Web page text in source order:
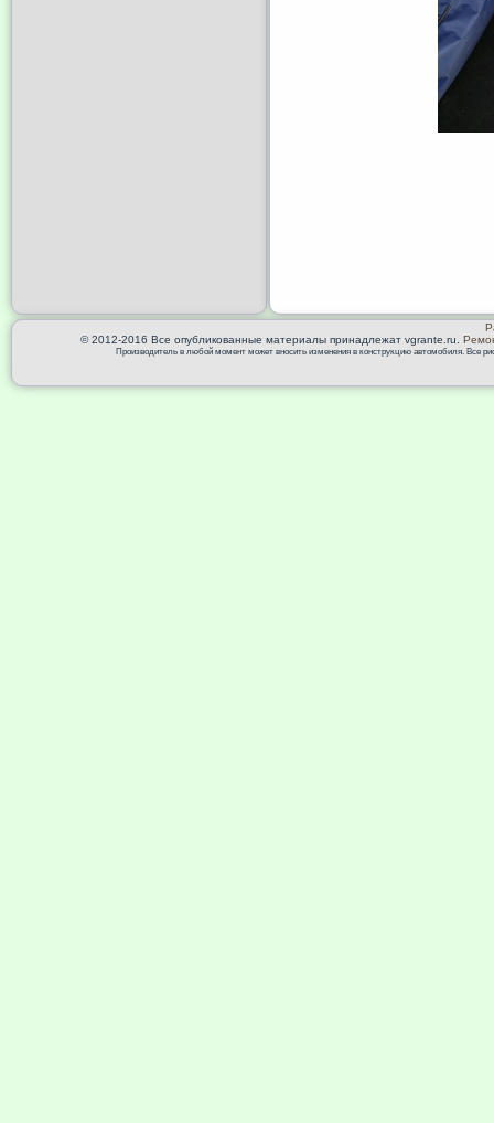
© 2012-2016 Все опубликованные материалы принадлежат vgrante.ru.
Производитель в любой момент может вносить изменения в конструкцию автомобиля. Все